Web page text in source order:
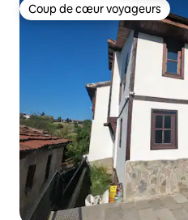
Coup de cœur voyageurs
Coup de cœur voyageurs